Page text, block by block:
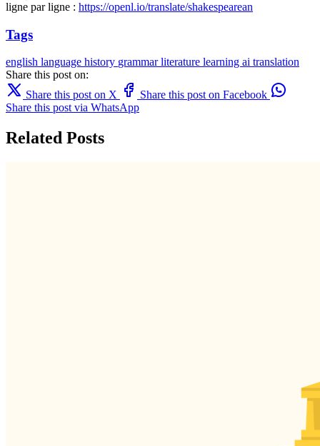
ligne par ligne : https://openl.io/translate/shakespearean
Tags
english language history grammarliterature learning ai translation
Share this post on:
Share this post on X
Share this post on Facebook
Share this post via WhatsApp
Related Posts